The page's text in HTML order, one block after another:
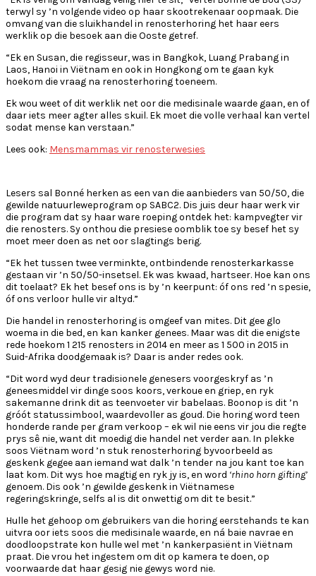
terwyl sy ’n volgende video op haar skootrekenaar oopmaak. Die
omvang van die sluikhandel in renosterhoring het haar eers
werklik op die besoek aan die Ooste getref.
“Ek en Susan, die regisseur, was in Bangkok, Luang Prabang in
Laos, Hanoi in Viëtnam en ook in Hongkong om te gaan kyk
hoekom die vraag na renosterhoring toeneem.
Ek wou weet of dit werklik net oor die medisinale waarde gaan, en of
daar iets meer agter alles skuil. Ek moet die volle verhaal kan vertel
sodat mense kan verstaan.”
Lees ook: Mensmammas vir renosterwesies
Lesers sal Bonné herken as een van die aanbieders van 50/50, die
gewilde natuurleweprogram op SABC2. Dis juis deur haar werk vir
die program dat sy haar ware roeping ontdek het: kampvegter vir
die renosters. Sy onthou die presiese oomblik toe sy besef het sy
moet meer doen as net oor slagtings berig.
“Ek het tussen twee verminkte, ontbindende renosterkarkasse
gestaan vir ’n 50/50-insetsel. Ek was kwaad, hartseer. Hoe kan ons
dit toelaat? Ek het besef ons is by ’n keerpunt: óf ons red ’n spesie,
óf ons verloor hulle vir altyd.”
Die handel in renosterhoring is omgeef van mites. Dit gee glo
woema in die bed, en kan kanker genees. Maar was dit die enigste
rede hoekom 1 215 renosters in 2014 en meer as 1 500 in 2015 in
Suid-Afrika doodgemaak is? Daar is ander redes ook.
“Dit word wyd deur tradisionele genesers voorgeskryf as ’n
geneesmiddel vir dinge soos koors, verkoue en griep, en ryk
sakemanne drink dit as teenvoeter vir babelaas. Boonop is dit ’n
gróót statussimbool, waardevoller as goud. Die horing word teen
honderde rande per gram verkoop – ek wil nie eens vir jou die regte
prys sê nie, want dit moedig die handel net verder aan. In plekke
soos Viëtnam word ’n stuk renosterhoring byvoorbeeld as
geskenk gegee aan iemand wat dalk ’n tender na jou kant toe kan
laat kom. Dit wys hoe magtig en ryk jy is, en word ‘rhino horn gifting’
genoem. Dis ook ’n gewilde geskenk in Viëtnamese
regeringskringe, selfs al is dit onwettig om dit te besit.”
Hulle het gehoop om gebruikers van die horing eerstehands te kan
uitvra oor iets soos die medisinale waarde, en ná baie navrae en
doodloopstrate kon hulle wel met ’n kankerpasiënt in Viëtnam
praat. Die vrou het ingestem om dit op kamera te doen, op
voorwaarde dat haar gesig nie gewys word nie.